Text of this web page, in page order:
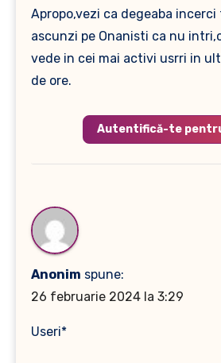
Apropo,vezi ca degeaba
ascunzi pe Onanisti ca nu
vede in cei mai activi usrri in
de ore.
Autentifică-te
Anonim spune:
26 februarie 2024 la 3:29
Useri*